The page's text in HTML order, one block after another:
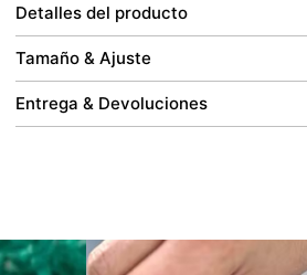
Detalles del producto
Tamaño & Ajuste
Entrega & Devoluciones